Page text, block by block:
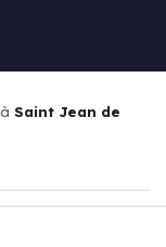
à Saint Jean de